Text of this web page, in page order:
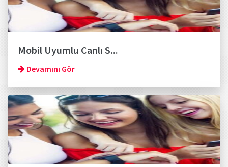
Mobil Uyumlu Canlı S...
Devamını Gör